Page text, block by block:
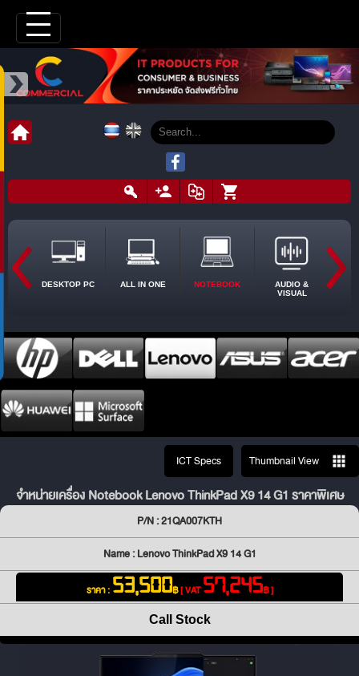
DESKTOP PC ALL IN ONE NOTEBOOK
AUDIO &
VISUAL
ICT Specs Thumbnail View
จำหน่ายเครื่อง Notebook Lenovo ThinkPad X9 14 G1 ราคาพิเศษ
P/N : 21QA007KTH
Name : Lenovo ThinkPad X9 14 G1
ราคา : 53,500฿[ VAT57,245฿ ]
Call Stock